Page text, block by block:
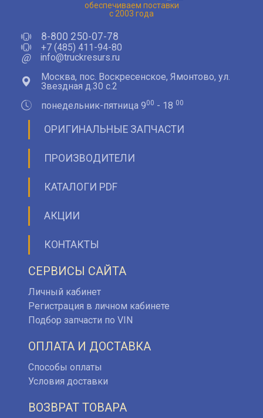
обеспечиваем поставки
с 2003 года
8-800 250-07-78
+7 (485) 411-94-80
@
info@truckresurs.ru
Москва, пос. Воскресенское, Ямонтово, ул.
Звездная д.30 с.2
понедельник-пятница 900 - 18 00
ОРИГИНАЛЬНЫЕ ЗАПЧАСТИ
ПРОИЗВОДИТЕЛИ
КАТАЛОГИ PDF
АКЦИИ
КОНТАКТЫ
СЕРВИСЫ САЙТА
Личный кабинет
Регистрация в личном кабинете
Подбор запчасти по VIN
ОПЛАТА И ДОСТАВКА
Способы оплаты
Условия доставки
ВОЗВРАТ ТОВАРА